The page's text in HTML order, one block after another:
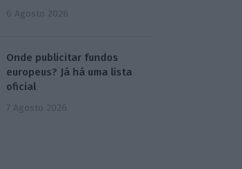
6 Agosto 2026
Onde publicitar fundos
europeus? Já há uma lista
oficial
7 Agosto 2026